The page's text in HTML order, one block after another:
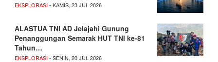
EKSPLORASI- KAMIS, 23 JUL 2026
ALASTUA TNI AD Jelajahi Gunung
Penanggungan Semarak HUT TNI ke-81
Tahun…
EKSPLORASI- SENIN, 20 JUL 2026